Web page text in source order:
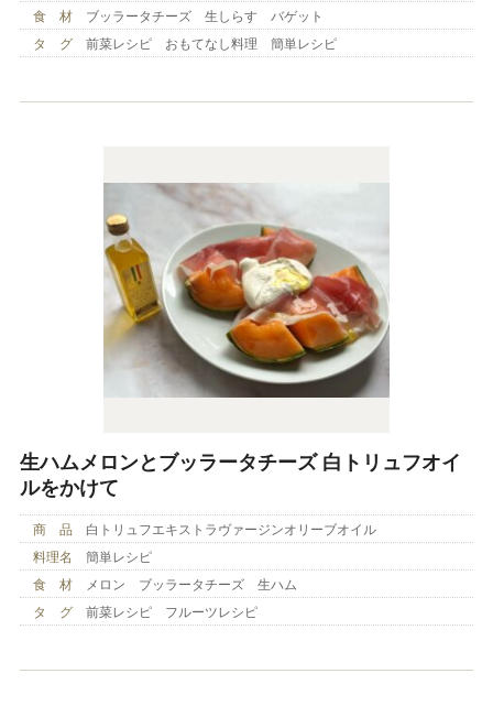
食 材
ブッラータチーズ 生しらす バゲット
タ グ
前菜レシピ おもてなし料理 簡単レシピ
生ハムメロンとブッラータチーズ 白トリュフオイ
ルをかけて
商 品
白トリュフエキストラヴァージンオリーブオイル
料理名
簡単レシピ
食 材
メロン ブッラータチーズ 生ハム
タ グ
前菜レシピ フルーツレシピ